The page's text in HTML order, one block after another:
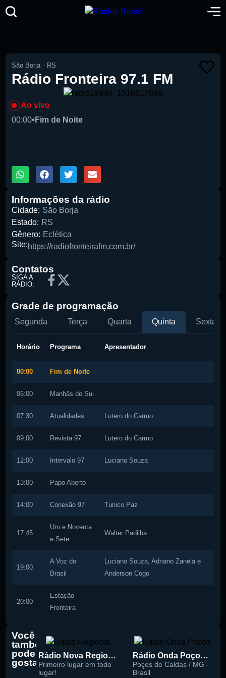
Buscar rádio
São Borja - RS
Rádio Fronteira 97.1 FM
Ao vivo
00:00• Fim de Noite
Informações da rádio
Cidade: São Borja
Estado: RS
Gênero: Eclética
Site:https://radiofronteirafm.com.br/
Contatos
SIGA A
RÁDIO:
Grade de programação
Segunda Terça Quarta Quinta Sexta
Horário Programa Apresentador
00:00 Fim de Noite
06:00 Manhãs do Sul
07:30 Atualidades Lutero do Carmo
09:00 Revista 97 Lutero do Carmo
12:00 Intervalo 97 Luciano Souza
13:00 Papo Aberto
14:00 Conexão 97 Tunico Paz
17:45
Um e Noventa
e Sete
Walter Padilha
19:00
A Voz do
Brasil
Luciano Souza, Adriano Zanela e
Anderson Cogo
20:00
Estação
Fronteira
Você
também
pode
gostar
Rádio Nova Regional 91.5 FM
Primeiro lugar em todo
lugar!
Rádio Onda Poços 96.7 FM
Poços de Caldas / MG -
Brasil